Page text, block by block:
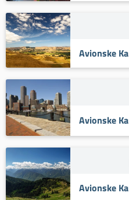
Avionske
Avionske
Avionske